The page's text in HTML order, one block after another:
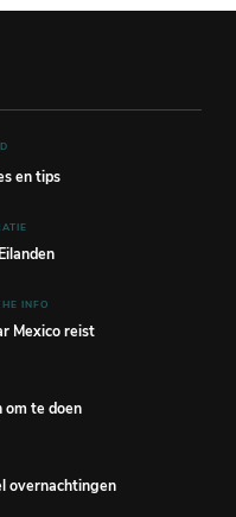
en tips
INFO
Mexico reist
om te doen
overnachtingen